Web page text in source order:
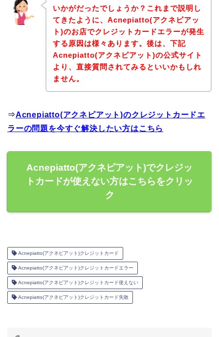
いかがだったでしょうか？これまで説明し
てきたように、Acnepiatto(アクネピアッ
ト)のお店でクレジットカードエラーが発生
する原因は様々あります。後は、下記
Acnepiatto(アクネピアット)の公式サイト
より、直接質問されてみるといいかもしれ
ません。
⇒Acnepiatto(アクネピアット)のクレジットカードエ
ラーの問題を今すぐ解決したい方はこちら
Acnepiatto(アクネピアット)でクレジッ
トカードが使えない方はこちらをクリッ
ク
Acnepiatto(アクネピアット)クレジットカード
Acnepiatto(アクネピアット)クレジットカードエラー
Acnepiatto(アクネピアット)クレジットカード使えない
Acnepiatto(アクネピアット)クレジットカード失敗